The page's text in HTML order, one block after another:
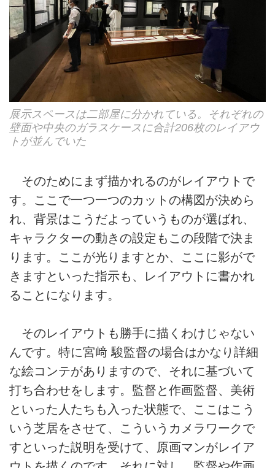
展示スペースは二部屋に分かれている。それぞれの
壁面や中央のガラスケースに合計206枚のレイアウ
トが並んでいた
そのためにまず描かれるのがレイアウトで
す。ここで一つ一つのカットの構図が決めら
れ、背景はこうだよっていうものが選ばれ、
キャラクターの動きの設定もこの段階で決ま
ります。ここが光りますとか、ここに影がで
きますといった指示も、レイアウトに書かれ
ることになります。
そのレイアウトも勝手に描くわけじゃない
んです。特に宮﨑 駿監督の場合はかなり詳細
な絵コンテがありますので、それに基づいて
打ち合わせをします。監督と作画監督、美術
といった人たちも入った状態で、ここはこう
いう芝居をさせて、こういうカメラワークで
すといった説明を受けて、原画マンがレイア